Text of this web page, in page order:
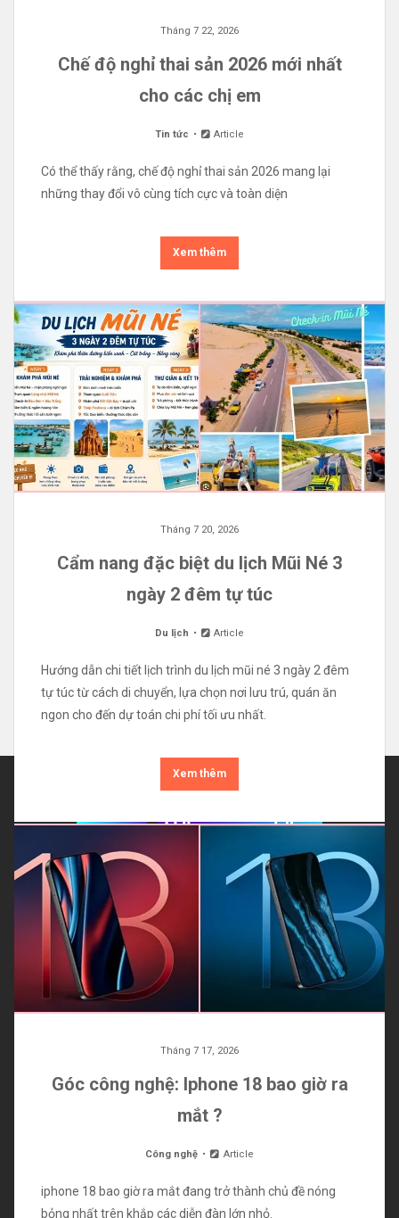
Tháng 7 22, 2026
Chế độ nghỉ thai sản 2026 mới nhất
cho các chị em
Tin tức Article
Có thể thấy rằng, chế độ nghỉ thai sản 2026 mang lại
những thay đổi vô cùng tích cực và toàn diện
Xem thêm
Tháng 7 20, 2026
Cẩm nang đặc biệt du lịch Mũi Né 3
ngày 2 đêm tự túc
Du lịch Article
Hướng dẫn chi tiết lịch trình du lịch mũi né 3 ngày 2 đêm
tự túc từ cách di chuyển, lựa chọn nơi lưu trú, quán ăn
ngon cho đến dự toán chi phí tối ưu nhất.
Xem thêm
Tháng 7 17, 2026
Góc công nghệ: Iphone 18 bao giờ ra
mắt ?
Công nghệ Article
iphone 18 bao giờ ra mắt đang trở thành chủ đề nóng
bỏng nhất trên khắp các diễn đàn lớn nhỏ.
Where-can-i-live.com là trang tổng hợp nội dung đa lĩnh vực, mang
đến những thông tin cập nhật và chọn lọc từ đời sống hiện đại. Tại
đây, bạn có thể khám phá nhiều chủ đề như thể thao, sức khỏe, kiến
thức, giải trí, công nghệ, du lịch và tin tức, giúp dễ dàng theo dõi xu
hướng và mở rộng hiểu biết mỗi ngày.
BÓNG ĐÁCÔNG NGHỆDU LỊCHGIẢI TRÍKHÁI NIỆMSỨC KHỎE